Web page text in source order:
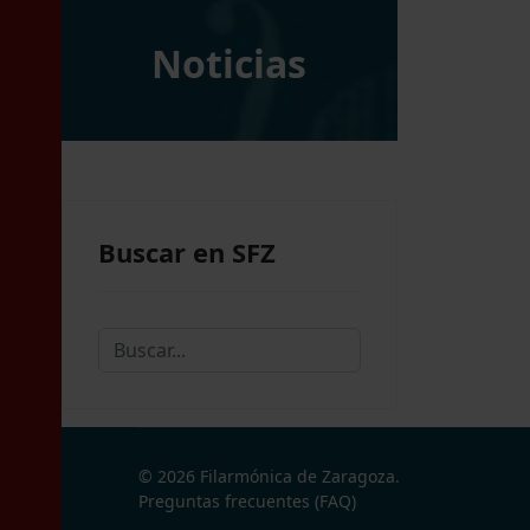
Noticias
Buscar en SFZ
Buscar...
© 2026 Filarmónica de Zaragoza.
Preguntas frecuentes (FAQ)